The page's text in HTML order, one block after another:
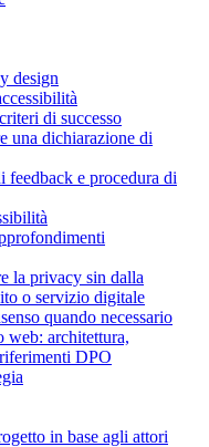
design
di successo
una dichiarazione di
feedback e procedura di
la privacy sin dalla
o servizio digitale
quando necessario
web: architettura,
DPO
in base agli attori